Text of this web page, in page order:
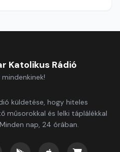
Katolikus Rádió
küldetése, hogy hiteles
műsorokkal és lelki táplálékkal
nap, 24 órában.